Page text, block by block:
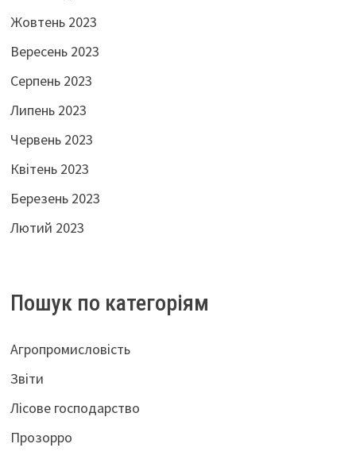
Жовтень 2023
Вересень 2023
Серпень 2023
Липень 2023
Червень 2023
Квітень 2023
Березень 2023
Лютий 2023
Пошук по категоріям
Агропромисловість
Звіти
Лісове господарство
Прозорро